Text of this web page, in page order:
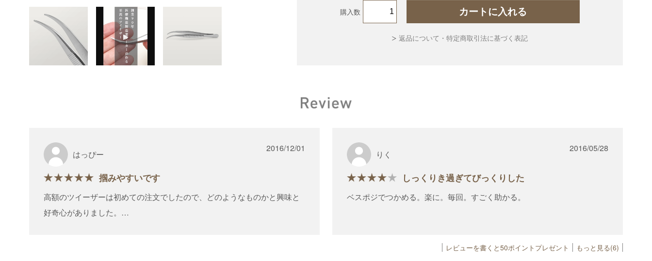
購入数 カートに入れる
返品について・特定商取引法に基づく表記
はっぴー
掴みやすいです
2016/12/01
高額のツイーザーは初めての注文でしたので、どのようなものかと興味と
好奇心がありました。
りく
しっくりき過ぎてびっくりした
2016/05/28
ベスポジでつかめる。楽に。毎回。すごく助かる。
レビューを書くと50ポイントプレゼント もっと見る(6)